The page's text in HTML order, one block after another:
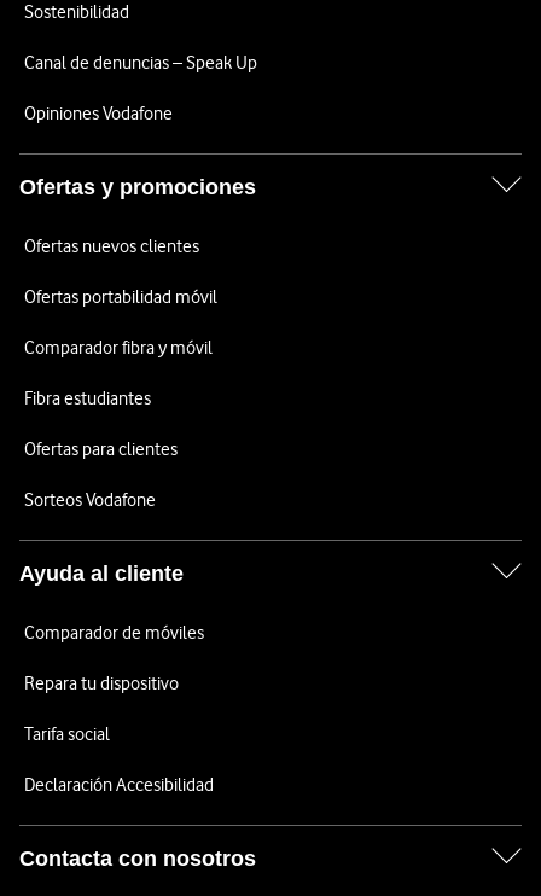
Sostenibilidad
Canal de denuncias – Speak Up
Opiniones Vodafone
Ofertas y promociones
Ofertas nuevos clientes
Ofertas portabilidad móvil
Comparador fibra y móvil
Fibra estudiantes
Ofertas para clientes
Sorteos Vodafone
Ayuda al cliente
Comparador de móviles
Repara tu dispositivo
Tarifa social
Declaración Accesibilidad
Contacta con nosotros